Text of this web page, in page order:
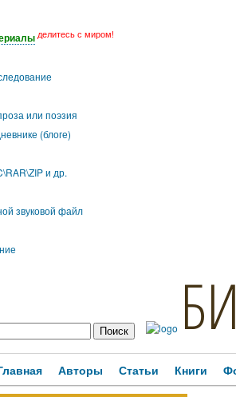
делитесь с миром!
или поэзия
(блоге)
и др.
звуковой файл
Авторы Статьи Книги